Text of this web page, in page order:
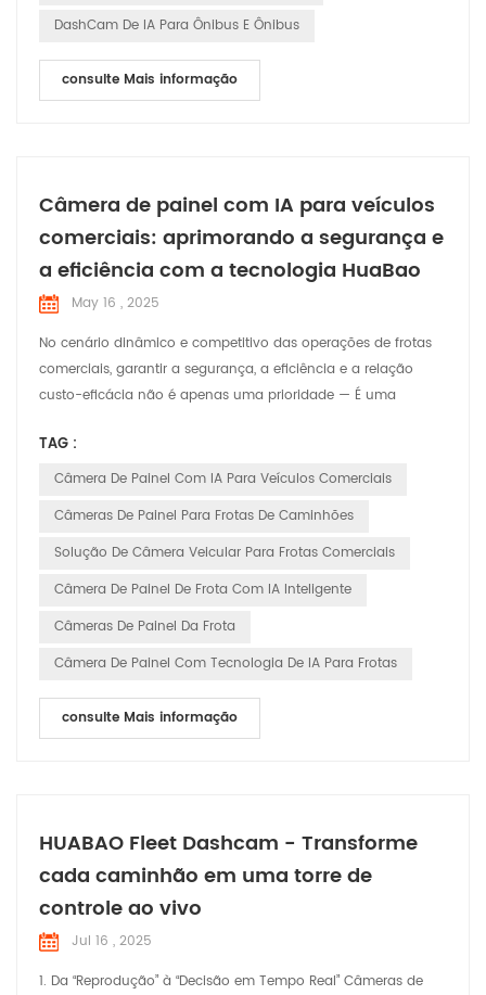
DashCam De IA Para Ônibus E Ônibus
consulte Mais informação
Câmera de painel com IA para veículos
comerciais: aprimorando a segurança e
a eficiência com a tecnologia HuaBao
May 16 , 2025
No cenário dinâmico e competitivo das operações de frotas
comerciais, garantir a segurança, a eficiência e a relação
custo-eficácia não é apenas uma prioridade — É uma
únicos enfrentados por gestores e operadores de frotas. É por
isso que desenvolvemos câmeras veiculares com IA de ponta,
TAG :
Câmera De Painel Com IA Para Veículos Comerciais
Câmeras De Painel Para Frotas De Caminhões
Solução De Câmera Veicular Para Frotas Comerciais
Câmera De Painel De Frota Com IA Inteligente
Câmeras De Painel Da Frota
Câmera De Painel Com Tecnologia De IA Para Frotas
consulte Mais informação
HUABAO Fleet Dashcam - Transforme
cada caminhão em uma torre de
controle ao vivo
Jul 16 , 2025
1. Da “Reprodução” à “Decisão em Tempo Real” Câmeras de